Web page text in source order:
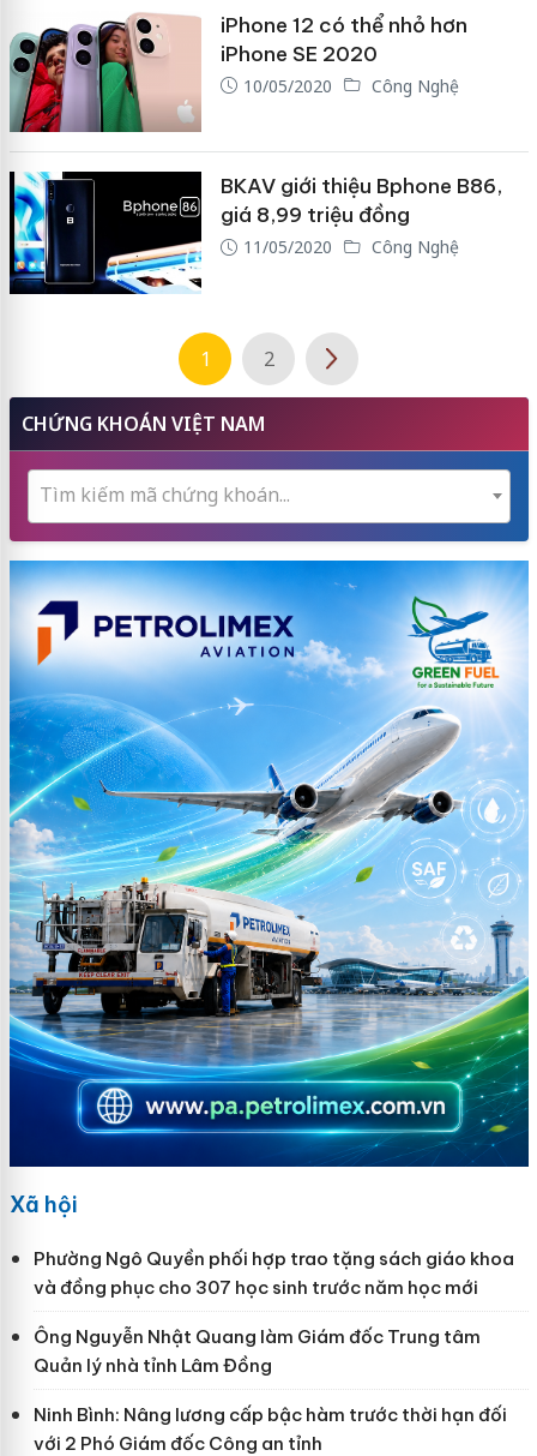
iPhone 12 có thể nhỏ hơn
iPhone SE 2020
10/05/2020 Công Nghệ
BKAV giới thiệu Bphone B86,
giá 8,99 triệu đồng
11/05/2020 Công Nghệ
1 2
CHỨNG KHOÁN VIỆT NAM
Tìm kiếm mã chứng khoán...
Xã hội
Phường Ngô Quyền phối hợp trao tặng sách giáo khoa
và đồng phục cho 307 học sinh trước năm học mới
Ông Nguyễn Nhật Quang làm Giám đốc Trung tâm
Quản lý nhà tỉnh Lâm Đồng
Ninh Bình: Nâng lương cấp bậc hàm trước thời hạn đối
với 2 Phó Giám đốc Công an tỉnh